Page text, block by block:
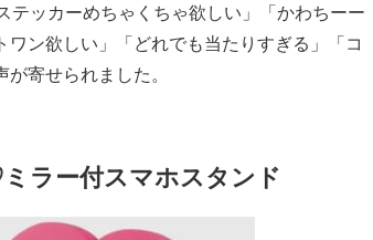
テッカーめちゃくちゃ欲しい」「かわちーー
ン欲しい」「どれでも当たりすぎる」「コ
寄せられました。
ラー付スマホスタンド